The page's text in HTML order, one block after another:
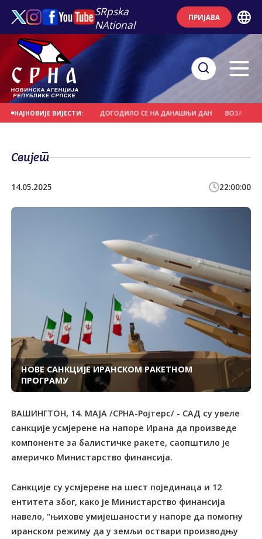
SRpska
NAtional
ПРИЈАВА
НАЈНОВИЈЕ ВИЈЕСТИ:
СВЕTИ ПАНTЕЛЕЈМОН ДОГОДИЛО СЕ НА ДАНАШЊИ ДАН ВОЗАЧ
Свијет
14.05.2025 22:00:00
НОВЕ САНКЦИЈЕ ИРАНСКОМ РАКЕТНОМ
ПРОГРАМУ
ВАШИНГТОН, 14. МАЈА /СРНА-Ројтерс/ - САД су увеле
санкције усмјерене на напоре Ирана да произведе
компоненте за балистичке ракете, саопштило је
америчко Министарство финансија.
Санкције су усмјерене на шест појединаца и 12
ентитета због, како је Министарство финансија
навело, "њихове умијешаности у напоре да помогну
иранском режиму да у земљи оствари производњу